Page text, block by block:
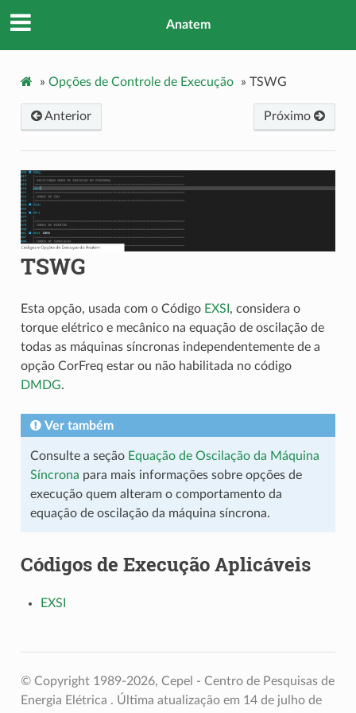
Anatem
» Opções de Controle de Execução » TSWG
Próximo
Anterior
TSWG
Esta opção, usada com o Código EXSI , considera o
torque elétrico e mecânico na equação de oscilação de
todas as máquinas síncronas independentemente de a
opção CorFreq estar ou não habilitada no código
DMDG.
Ver também
Consulte a seção Equação de Oscilação da Máquina
Síncrona para mais informações sobre opções de
execução quem alteram o comportamento da
equação de oscilação da máquina síncrona.
Códigos de Execução Aplicáveis
EXSI
© Copyright 1989-2026, Cepel - Centro de Pesquisas de
Energia Elétrica . Última atualização em 14 de julho de